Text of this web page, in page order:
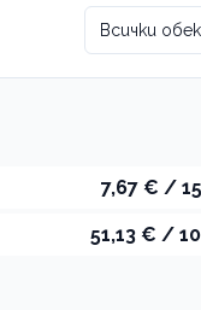
Всички
7,67 € /
51,13 € /